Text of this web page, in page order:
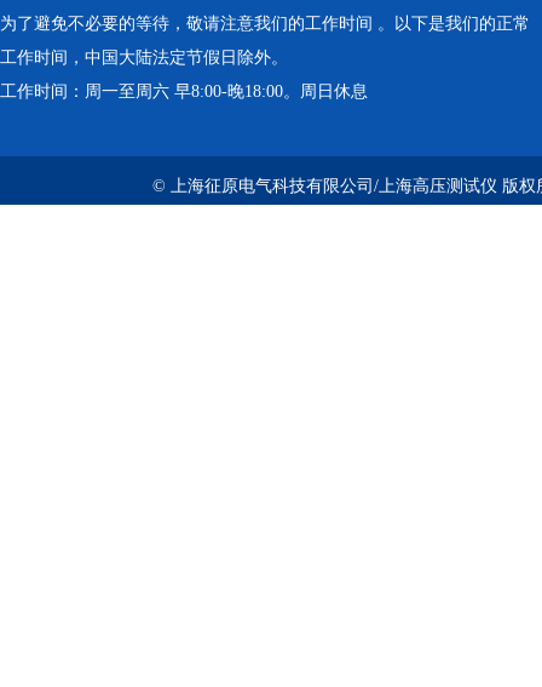
为了避免不必要的等待，敬请注意我们的工作时间 。以下是我们的正常
工作时间，中国大陆法定节假日除外。
工作时间：周一至周六 早8:00-晚18:00。周日休息
© 上海征原电气科技有限公司/上海高压测试仪 版权